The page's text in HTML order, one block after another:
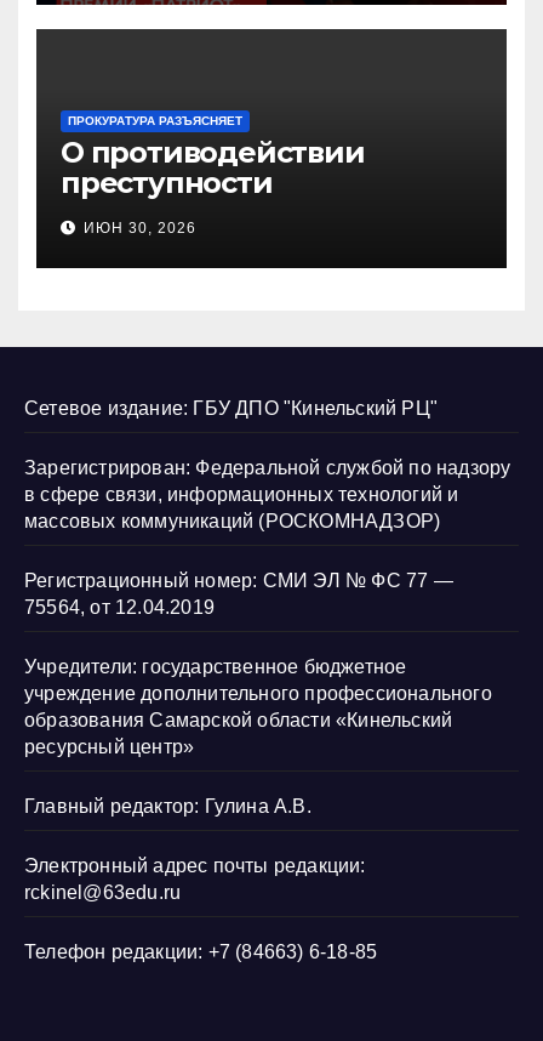
ПРОКУРАТУРА РАЗЪЯСНЯЕТ
О противодействии
преступности
несовершеннолетних и
нарушению их прав
ИЮН 30, 2026
Сетевое издание: ГБУ ДПО "Кинельский РЦ"
Зарегистрирован: Федеральной службой по надзору
в сфере связи, информационных технологий и
массовых коммуникаций (РОСКОМНАДЗОР)
Регистрационный номер: СМИ ЭЛ № ФС 77 —
75564, от 12.04.2019
Учредители: государственное бюджетное
учреждение дополнительного профессионального
образования Самарской области «Кинельский
ресурсный центр»
Главный редактор: Гулина А.В.
Электронный адрес почты редакции:
rckinel@63edu.ru
Телефон редакции: +7 (84663) 6-18-85